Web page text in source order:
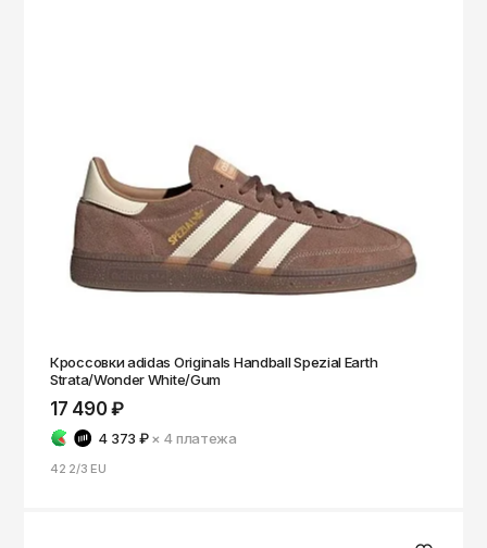
Кроссовки adidas Originals Handball Spezial Earth
Strata/Wonder White/Gum
17 490 ₽
4 373 ₽ × 4платежа
42 2/3 EU